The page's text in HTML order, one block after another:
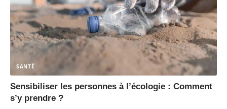
SANTÉ
Sensibiliser les personnes à l’écologie : Comment
s’y prendre ?